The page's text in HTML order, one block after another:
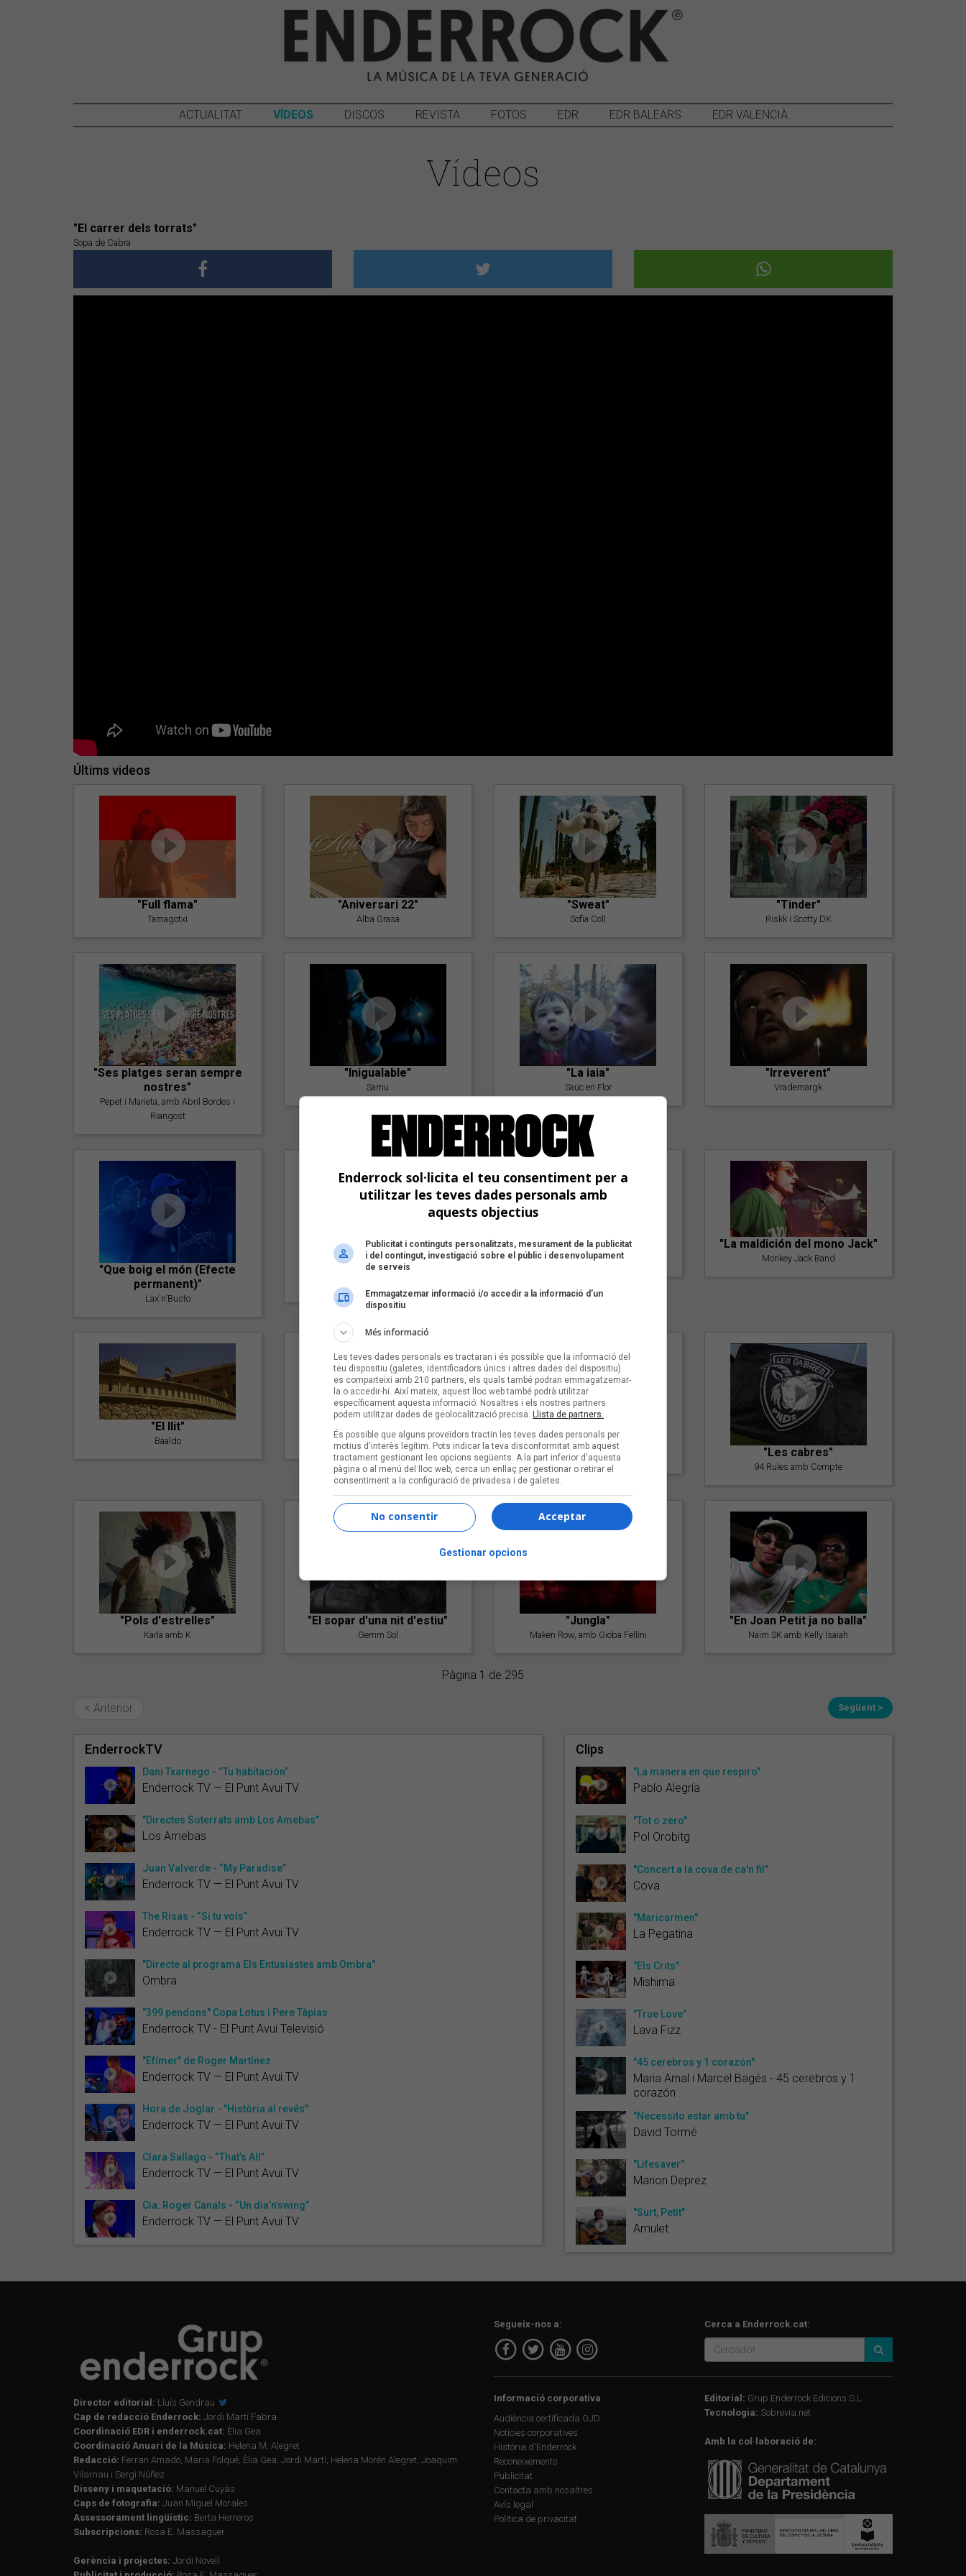
ACTUALITAT VÍDEOS DISCOS REVISTA FOTOS EDR EDR BALEARS EDR VALENCIÀ
Vídeos
"El carrer dels torrats"
Sopa de Cabra
Últims videos
"Full flama"
Tamagotxi
"Aniversari 22"
Alba Grasa
"Sweat"
Sofia Coll
"Tinder"
Riskk i Scotty DK
"Ses platges seran sempre
nostres"
Pepet i Marieta, amb Abril Bordes i
Riangost
"Inigualable"
Samu
"La iaia"
Saüc en Flor
"Irreverent"
Vrademargk
"Que boig el món (Efecte
permanent)"
Lax'n'Busto
"Amb tu"
"Postlude To A Kiss"
Goran Levi
"La maldición del mono Jack"
Monkey Jack Band
"El llit"
Baaldo
"Lo bueno y lo malo"
Carmen y María
Pep Álvarez amb Joan Muntaner
(Xanguito)
"Les cabres"
94 Rules amb Compte
"Pols d'estrelles"
Karla amb K
"El sopar d'una nit d'estiu"
Gemm Sol
"Jungla"
Maken Row, amb Gioba Fellini
"En Joan Petit ja no balla"
Naim SK amb Kelly Isaiah
Pàgina 1 de 295
< Anterior Següent >
EnderrockTV
Dani Txarnego - “Tu habitación”
Enderrock TV — El Punt Avui TV
"Directes Soterrats amb Los Amebas"
Los Amebas
Juan Valverde - “My Paradise”
Enderrock TV — El Punt Avui TV
The Risas - “Si tu vols”
Enderrock TV — El Punt Avui TV
"Directe al programa Els Entusiastes amb Ombra"
Ombra
"399 pendons" Copa Lotus i Pere Tàpias
Enderrock TV - El Punt Avui Televisió
"Efímer" de Roger Martínez
Enderrock TV — El Punt Avui TV
Hora de Joglar - "Història al revés"
Enderrock TV — El Punt Avui TV
Clara Sallago - “That’s All”
Enderrock TV — El Punt Avui TV
Cia. Roger Canals - “Un dia’n’swing”
Enderrock TV — El Punt Avui TV
Clips
"La manera en que respiro"
Pablo Alegría
"Tot o zero"
Pol Orobitg
"Concert a la cova de ca'n fil"
Cova
"Maricarmen"
La Pegatina
"Els Crits"
Mishima
"True Love"
Lava Fizz
"45 cerebros y 1 corazón"
Maria Arnal i Marcel Bagés - 45 cerebros y 1
corazón
"Necessito estar amb tu"
David Tormé
"Lifesaver"
Marion Deprez
"Surt, Petit"
Amulet
Director editorial: Lluís Gendrau
Cap de redacció Enderrock: Jordi Martí Fabra
Coordinació EDR i enderrock.cat: Èlia Gea
Coordinació Anuari de la Música: Helena M. Alegret
Redacció: Ferran Amado, Maria Folqué, Èlia Gea, Jordi Martí, Helena Morén Alegret, Joaquim
Vilarnau i Sergi Núñez
Disseny i maquetació: Manuel Cuyàs
Caps de fotografia: Juan Miguel Morales
Assessorament lingüístic: Berta Herreros
Subscripcions: Rosa E. Massaguer
Gerència i projectes: Jordi Novell
Segueix-nos a: Cerca a Enderrock.cat:
Informació corporativa
Audiència certificada OJD
Notícies corporatives
Història d'Enderrock
Reconeixements
Publicitat
Contacta amb nosaltres
Avís legal
Política de privacitat
Editorial: Grup Enderrock Edicions S.L.
Tecnologia: Sobrevia.net
Amb la col·laboració de:
Enderrock sol·licita el teu consentiment per a
utilitzar les teves dades personals amb
aquests objectius
Publicitat i continguts personalitzats, mesurament de la publicitat
i del contingut, investigació sobre el públic i desenvolupament
de serveis
Emmagatzemar informació i/o accedir a la informació d’un
dispositiu
Més informació
Les teves dades personals es tractaran i és possible que la informació del
teu dispositiu (galetes, identificadors únics i altres dades del dispositiu)
es comparteixi amb 210 partners, els quals també podran emmagatzemar-
la o accedir-hi. Així mateix, aquest lloc web també podrà utilitzar
específicament aquesta informació. Nosaltres i els nostres partners
podem utilitzar dades de geolocalització precisa. Llista de partners.
És possible que alguns proveïdors tractin les teves dades personals per
motius d'interès legítim. Pots indicar la teva disconformitat amb aquest
tractament gestionant les opcions següents. A la part inferior d'aquesta
pàgina o al menú del lloc web, cerca un enllaç per gestionar o retirar el
consentiment a la configuració de privadesa i de galetes.
Acceptar
No consentir
Gestionar opcions